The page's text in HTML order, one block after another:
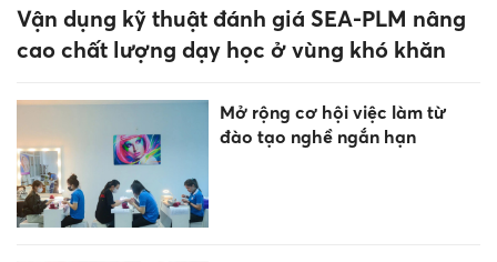
Vận dụng kỹ thuật đánh giá SEA-PLM nâng
cao chất lượng dạy học ở vùng khó khăn
Mở rộng cơ hội việc làm từ
đào tạo nghề ngắn hạn